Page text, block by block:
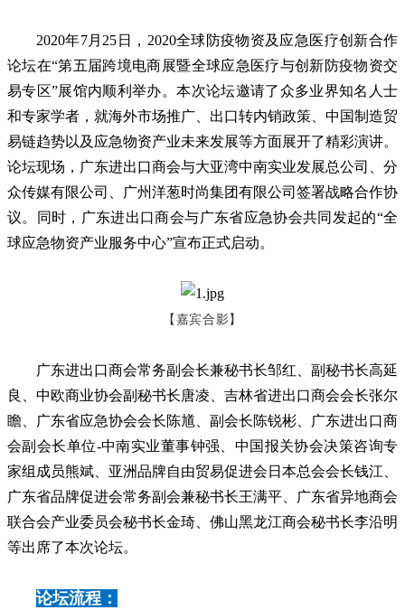
2020年7月25日，2020全球防疫物资及应急医疗创新合作
论坛在“第五届跨境电商展暨全球应急医疗与创新防疫物资交
易专区”展馆内顺利举办。本次论坛邀请了众多业界知名人士
和专家学者，就海外市场推广、出口转内销政策、中国制造贸
易链趋势以及应急物资产业未来发展等方面展开了精彩演讲。
论坛现场，广东进出口商会与大亚湾中南实业发展总公司、分
众传媒有限公司、广州洋葱时尚集团有限公司签署战略合作协
议。同时，广东进出口商会与广东省应急协会共同发起的“全
球应急物资产业服务中心”宣布正式启动。
【嘉宾合影】
广东进出口商会常务副会长兼秘书长邹红、副秘书长高延
良、中欧商业协会副秘书长唐凌、吉林省进出口商会会长张尔
瞻、广东省应急协会会长陈馗、副会长陈锐彬、广东进出口商
会副会长单位-中南实业董事钟强、中国报关协会决策咨询专
家组成员熊斌、亚洲品牌自由贸易促进会日本总会会长钱江、
广东省品牌促进会常务副会兼秘书长王满平、广东省异地商会
联合会产业委员会秘书长金琦、佛山黑龙江商会秘书长李沿明
等出席了本次论坛。
论坛流程：